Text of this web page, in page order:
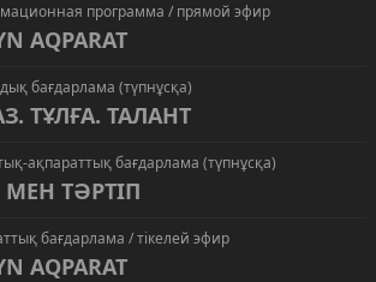
программа / прямой эфир
AQPARAT
бағдарлама (түпнұсқа)
ТҰЛҒА. ТАЛАНТ
ақпараттық бағдарлама (түпнұсқа)
ТӘРТІП
бағдарлама / тікелей эфир
AQPARAT